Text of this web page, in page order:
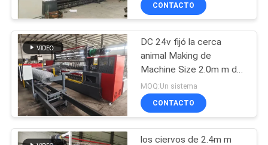
CONTACTO
DC 24v fijó la cerca
animal Making de
Machine Size 2.0m m de
la cerca del nudo
MOQ:Un sistema
CONTACTO
los ciervos de 2.4m m